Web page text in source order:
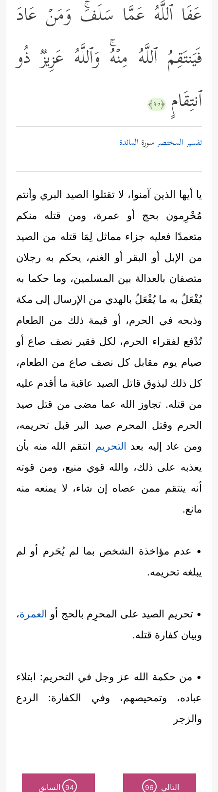
عَفَا ٱللَّهُ عَمَّا سَلَفَۚ وَمَنۡ عَادَ
فَیَنتَقِمُ ٱللَّهُ مِنۡهُۚ وَٱللَّهُ عَزِیزࣱ ذُو
ٱنتِقَامٍ ﴿٩٥﴾
تفسير المختصرسورة المائدة
يا أيها الذين آمنوا، لا تقتلوا الصيد البري وأنتم
مُحْرِمون بحج أو عمرة، ومن قتله منكم
متعمدًا فعليه جزاء مماثل لِمَا قتله من الصيد
من الإبل أو البقر أو الغنم، يحكم به رجلان
متصفان بالعدالة بين المسلمين، وما حكما به
يُفْعَلُ به ما يُفْعَلُ بالهدي من الإرسال إلى مكة
وذبحه في الحرم، أو قيمة ذلك من الطعام
تُدْفع لفقراء الحرم، لكل فقير نصف صاع أو
صيام يوم مقابل كل نصف صاع من الطعام،
كل ذلك ليذوق قاتل الصيد عاقبة ما أقدم عليه
من قتله. تجاوز الله عما مضى من قتل صيد
الحرم وقتل المحرم صيد البر قبل تحريمه،
ومن عاد إليه بعد التحريم انتقم الله منه بأن
يعذبه على ذلك، والله قوي منيع، ومن قوته
أنه ينتقم ممن عصاه إن شاء، لا يمنعه منه
مانع.
• عدم مؤاخذة الشخص بما لم يُحَرم أو لم
يبلغه تحريمه.
• تحريم الصيد على المحرِم بالحج أو العمرة،
وبيان كفارة قتله.
• من حكمة الله عز وجل في التحريم: ابتلاء
عباده، وتمحيصهم، وفي الكفارة: الردع
والزجر
التالي 96
94 السابق